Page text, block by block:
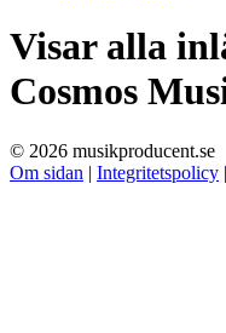
Visar alla
Cosmos
© 2026 musikproducent.se
Om sidan | Integritetspolicy |